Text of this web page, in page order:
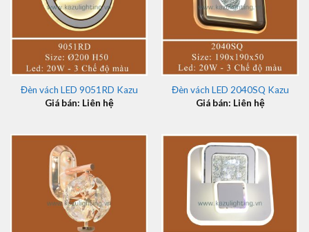
Đèn vách LED 9051RD Kazu
Giá bán: Liên hệ
Đèn vách LED 2040SQ Kazu
Giá bán: Liên hệ